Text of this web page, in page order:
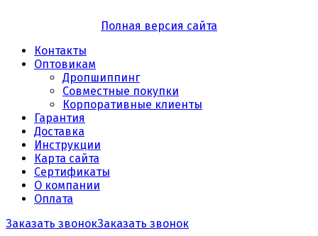
Полная версия сайта
Контакты
Оптовикам
Дропшиппинг
Совместные покупки
Корпоративные клиенты
Гарантия
Доставка
Инструкции
Карта сайта
Сертификаты
О компании
Оплата
Заказать звонокЗаказать звонок